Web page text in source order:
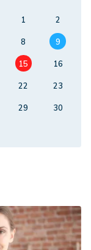
1
2
8
9
15
16
22
23
29
30